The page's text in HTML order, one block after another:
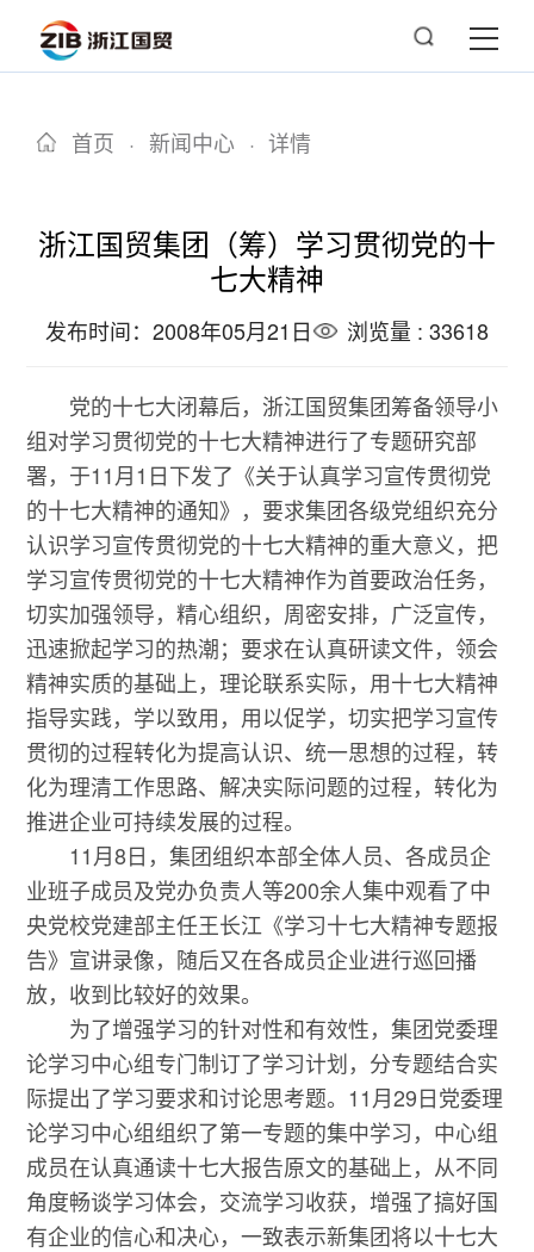
首页 · 新闻中心 · 详情
浙江国贸集团（筹）学习贯彻党的十
七大精神
发布时间：2008年05月21日 浏览量 : 33618
党的十七大闭幕后，浙江国贸集团筹备领导小
组对学习贯彻党的十七大精神进行了专题研究部
署，于11月1日下发了《关于认真学习宣传贯彻党
的十七大精神的通知》，要求集团各级党组织充分
认识学习宣传贯彻党的十七大精神的重大意义，把
学习宣传贯彻党的十七大精神作为首要政治任务，
切实加强领导，精心组织，周密安排，广泛宣传，
迅速掀起学习的热潮；要求在认真研读文件，领会
精神实质的基础上，理论联系实际，用十七大精神
指导实践，学以致用，用以促学，切实把学习宣传
贯彻的过程转化为提高认识、统一思想的过程，转
化为理清工作思路、解决实际问题的过程，转化为
推进企业可持续发展的过程。
11月8日，集团组织本部全体人员、各成员企
业班子成员及党办负责人等200余人集中观看了中
央党校党建部主任王长江《学习十七大精神专题报
告》宣讲录像，随后又在各成员企业进行巡回播
放，收到比较好的效果。
为了增强学习的针对性和有效性，集团党委理
论学习中心组专门制订了学习计划，分专题结合实
际提出了学习要求和讨论思考题。11月29日党委理
论学习中心组组织了第一专题的集中学习，中心组
成员在认真通读十七大报告原文的基础上，从不同
角度畅谈学习体会，交流学习收获，增强了搞好国
有企业的信心和决心，一致表示新集团将以十七大